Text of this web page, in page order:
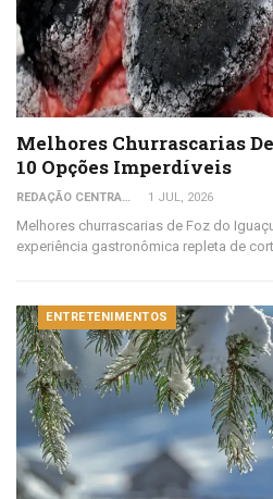
Melhores Churrascarias
10 Opções Imperdíveis
REDAÇÃO CENTRAL DO VIAJANTE 1 JUL, 2026
Melhores churrascarias de Foz do
experiência gastronômica repleta de
ENTRETENIMENTOS